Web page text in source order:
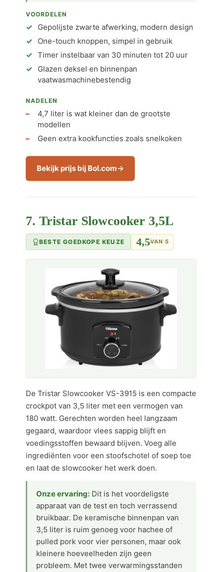
VOORDELEN
Gepolijste zwarte afwerking, modern design
One-touch knoppen, simpel in gebruik
Timer instelbaar van 30 minuten tot 20 uur
Glazen deksel en binnenpan
vaatwasmachinebestendig
NADELEN
4,7 liter is wat kleiner dan de grootste
modellen
Geen extra kookfuncties zoals snelkoken
Bekijk prijs bij Bol.com
7. Tristar Slowcooker 3,5L
BESTE GOEDKOPE KEUZE 4,5VAN 5
De Tristar Slowcooker VS-3915 is een compacte
crockpot van 3,5 liter met een vermogen van
180 watt. Gerechten worden heel langzaam
gegaard, waardoor vlees sappig blijft en
voedingsstoffen bewaard blijven. Voeg alle
ingrediënten voor een stoofschotel of soep toe
en laat de slowcooker het werk doen.
Onze ervaring: Dit is het voordeligste
apparaat van de test en toch verrassend
bruikbaar. De keramische binnenpan van
3,5 liter is ruim genoeg voor hachee of
pulled pork voor vier personen, maar ook
kleinere hoeveelheden zijn geen
probleem. Met twee verwarmingsstanden